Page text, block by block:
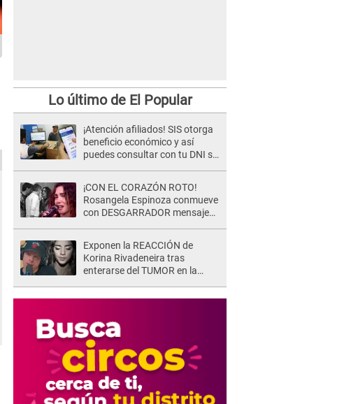
Lo último de El Popular
¡Atención afiliados! SIS otorga
beneficio económico y así
puedes consultar con tu DNI si
¡CON EL CORAZÓN ROTO!
Rosangela Espinoza conmueve
con DESGARRADOR mensaje
Exponen la REACCIÓN de
Korina Rivadeneira tras
enterarse del TUMOR en la